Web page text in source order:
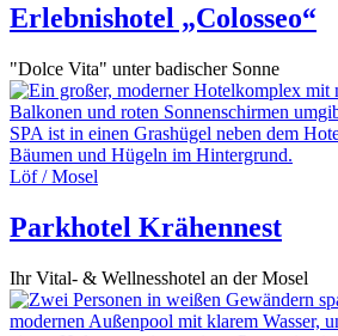
Erlebnishotel „Colosseo“
"Dolce Vita" unter badischer Sonne
Löf / Mosel
Parkhotel Krähennest
Ihr Vital- & Wellnesshotel an der Mosel